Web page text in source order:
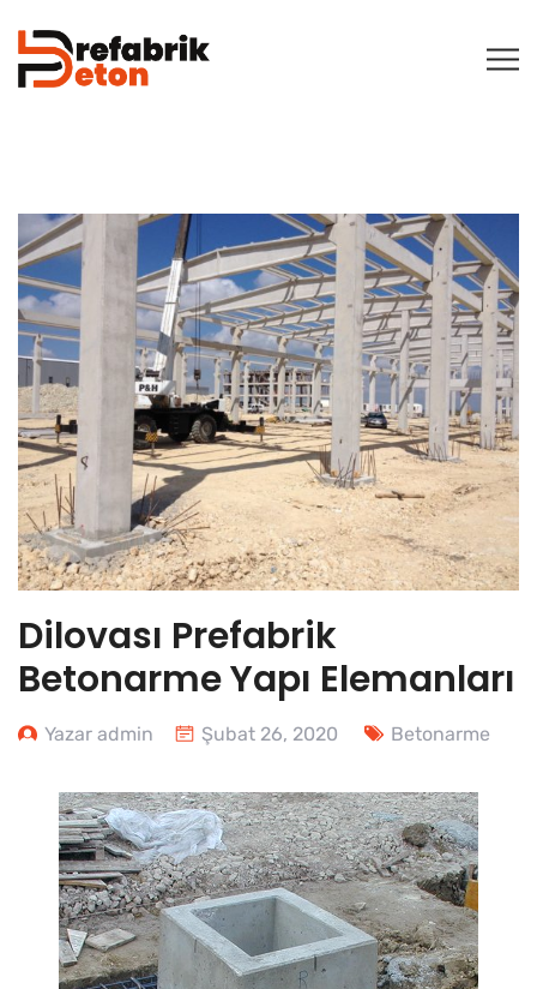
Dilovası Prefabrik
Betonarme Yapı Elemanları
Yazar admin Şubat 26, 2020 Betonarme